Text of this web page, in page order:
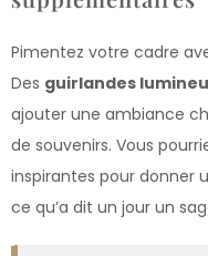
Pimentez votre cadre
Des guirlandes
ajouter une ambiance
de souvenirs. Vous
inspirantes pour donner
ce qu’a dit un jour un